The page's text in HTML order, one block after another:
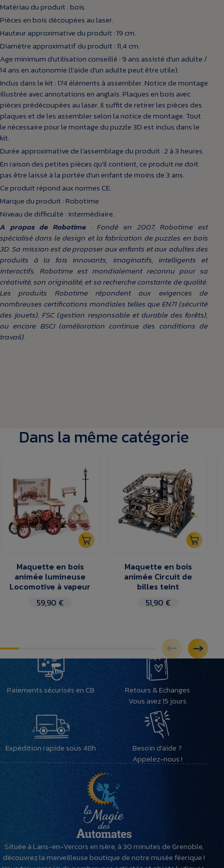
Matériau du produit : bois.
Pièces en bois découpées au laser.
Hauteur approximative du produit : 19 cm.
Diamètre approximatif du produit : 11,4 cm.
Age minimum d'utilisation conseillé : 9 ans assisté d'un adulte /
14 ans en autonomie (l'aide d'un adulte peut être utile).
Inclus dans le kit : 174 éléments à assembler. Notice de montage
illustrée avec annotations en anglais. Plaques en bois avec
pièces prédécoupées au laser. Il suffit de retirer les pièces des
plaques et de les assembler selon la notice de montage. Tout
le nécessaire pour le montage du puzzle 3D est inclus dans le
kit.
Durée approximative de l'assemblage du produit : 2 à 3 heures.
En raison des petites pièces qu'il contient, ce produit ne doit
pas être laissé à la portée d'un enfant de moins de 3 ans.
Ce produit répond aux normes CE.
Marque du produit : Robotime
Niveau de difficulté : intermédiaire.
A propos de Robotime : Fondé en 2007, Robotime est
spécialisé dans le design et la fabrication de puzzles en bois
3D. Sa mission est de proposer aux enfants et aux adultes des
produits à la fois innovants, imaginatifs, intelligents et
interactifs. Robotime est mondialement reconnu pour sa
créativité, son originalité, et sa recherche constante de qualité.
Les produits Robotime répondent aux exigences de
nombreuses certifications mondiales telles que EN71 (sécurité
des jouets), FSC (gestion responsable et durable des forêts),
ou encore BSCI (amélioration continue des conditions de
travail).
Dans la même catégorie
Maquette en bois
animée lumineuse
Locomotive à vapeur
59,90 €
Maquette en bois
animée Circuit de
billes teint
51,90 €
Paiements sécurisés en CB
Retours & Echanges
Vous avez 15 jours
Expédition rapide sous 48h
Besoin d’aide ?
Appelez-nous !
Située à Lans-en-Vercors en Isère, à 30 minutes de Grenoble,
découvrez la merveilleuse boutique de notre musée féerique !